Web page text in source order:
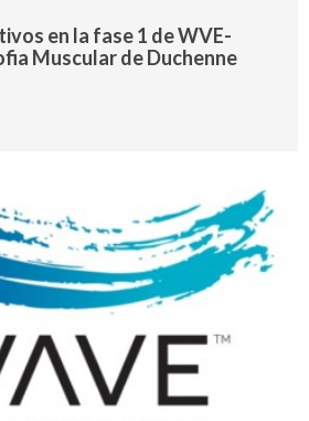
en la fase 1 de WVE-
Muscular de Duchenne